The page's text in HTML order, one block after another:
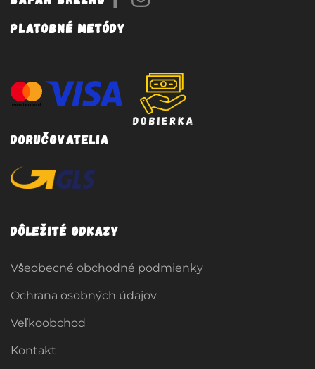
Platobné metódy
Doručovatelia
Dôležité odkazy
Všeobecné obchodné podmienky
Ochrana osobných údajov
Veľkoobchod
Kontakt